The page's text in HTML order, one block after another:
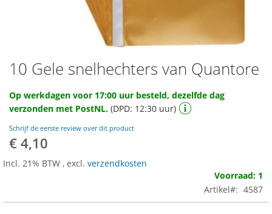
Ga
naar
het
begin
van
de
afbeeldingen-
gallerij
10 Gele snelhechters van Quantore
Op werkdagen voor 17:00 uur besteld, dezelfde dag
verzonden met PostNL. (DPD: 12:30 uur)
Schrijf de eerste review over dit product
€ 4,10
Incl. 21% BTW , excl. verzendkosten
Voorraad: 1
Artikel
4587